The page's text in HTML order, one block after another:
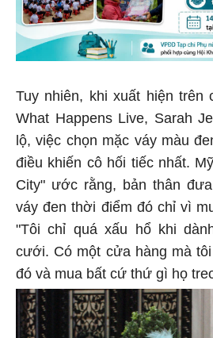
Tuy nhiên, khi xuất hiện trên
What Happens Live, Sarah
lộ, việc chọn mặc váy màu
điều khiến cô hối tiếc nhất.
City" ước rằng, bản thân
váy đen thời điểm đó chỉ vì
"Tôi chỉ quá xấu hổ khi
cưới. Có một cửa hàng mà
đó và mua bất cứ thứ gì họ